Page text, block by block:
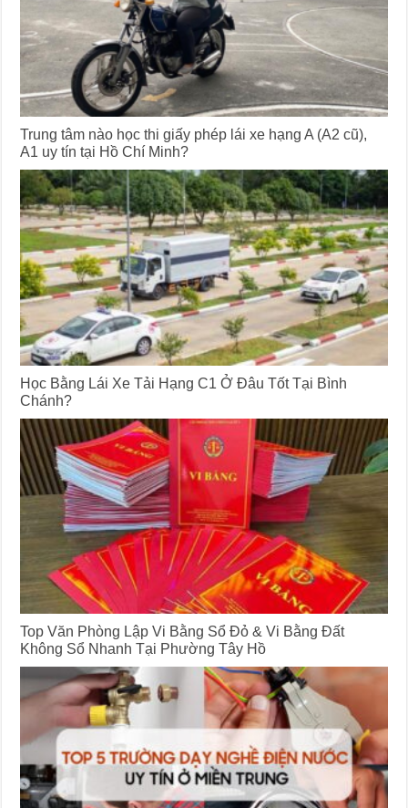
Trung tâm nào học thi giấy phép lái xe hạng A (A2 cũ),
A1 uy tín tại Hồ Chí Minh?
Học Bằng Lái Xe Tải Hạng C1 Ở Đâu Tốt Tại Bình
Chánh?
Top Văn Phòng Lập Vi Bằng Sổ Đỏ & Vi Bằng Đất
Không Sổ Nhanh Tại Phường Tây Hồ